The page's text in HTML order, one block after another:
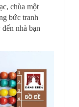
chùa một
bức tranh
nhà bạn